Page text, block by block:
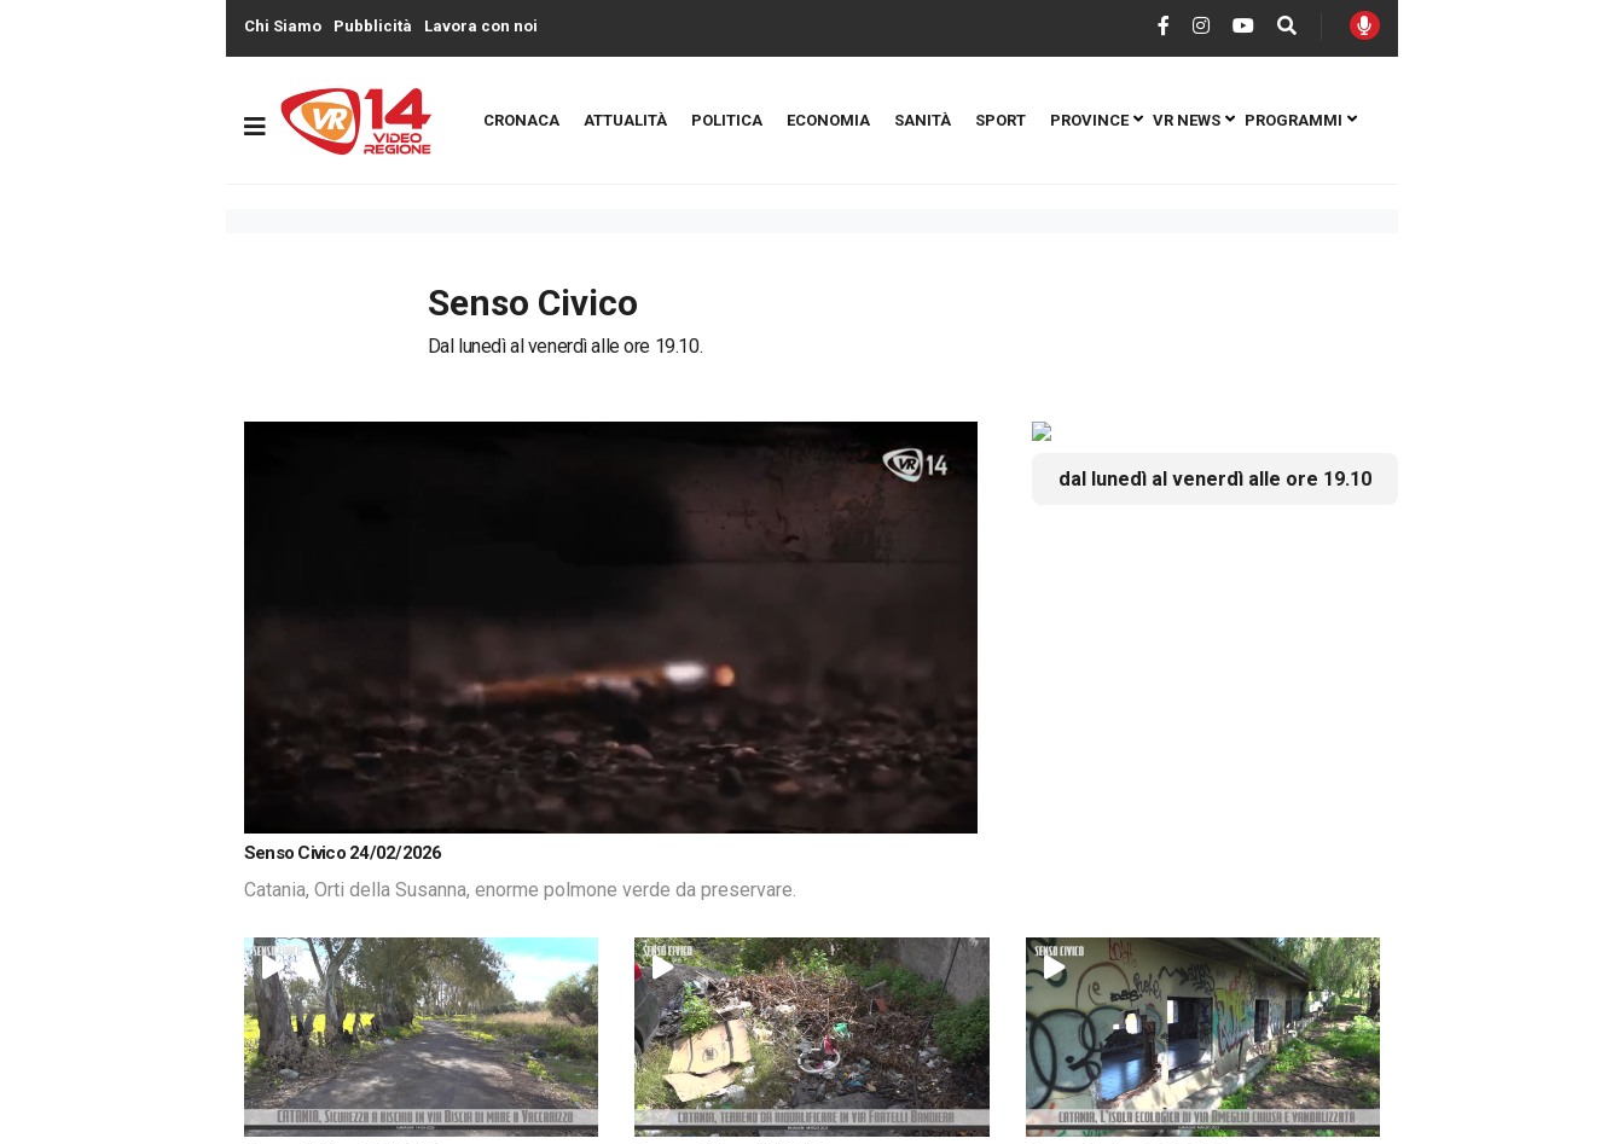
Chi Siamo Pubblicità Lavora con noi
CRONACA ATTUALITÀ POLITICA ECONOMIA SANITÀ SPORT PROVINCE VR NEWS PROGRAMMI
Senso Civico
Dal lunedì al venerdì alle ore 19.10.
4.77%
Senso Civico 24/02/2026
Catania, Orti della Susanna, enorme polmone verde da preservare.
dal lunedì al venerdì alle ore 19.10